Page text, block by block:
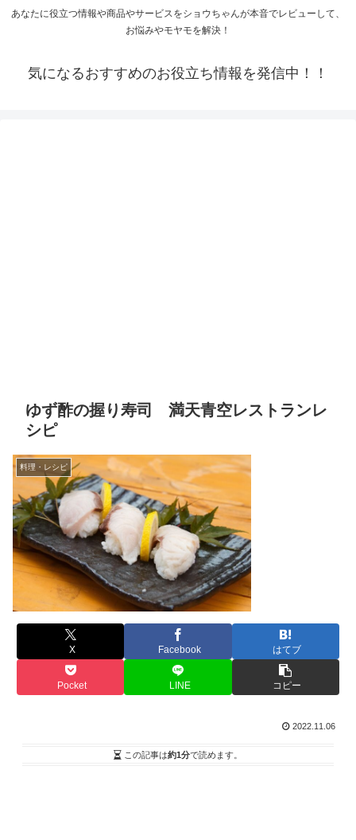
あなたに役立つ情報や商品やサービスをショウちゃんが本音でレビューして、
お悩みやモヤモを解決！
気になるおすすめのお役立ち情報を発信中！！
ゆず酢の握り寿司 満天青空レストランレ
シピ
料理・レシピ
X Facebook はてブ
Pocket LINE コピー
2022.11.06
この記事は約1分で読めます。